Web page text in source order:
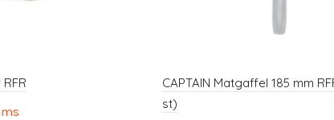
CAPTAIN Matgaffel 185 mm
st)